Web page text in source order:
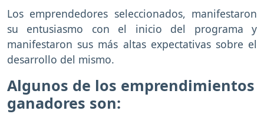
Los emprendedores seleccionados, manifestaron
su entusiasmo con el inicio del programa y
manifestaron sus más altas expectativas sobre el
desarrollo del mismo.
Algunos de los emprendimientos
ganadores son: